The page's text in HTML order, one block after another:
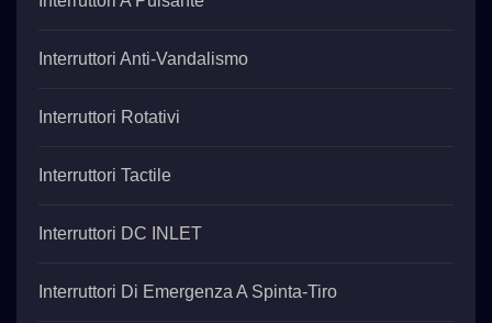
Interruttori Anti-Vandalismo
Interruttori Rotativi
Interruttori Tactile
Interruttori DC INLET
Interruttori Di Emergenza A Spinta-Tiro